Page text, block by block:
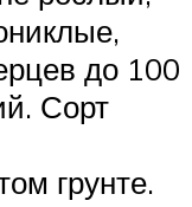
до 100
Сорт
грунте.